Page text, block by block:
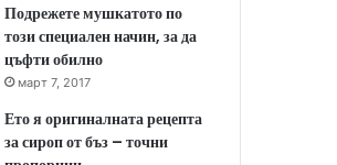
Подрежете мушкатото по
този специален начин, за да
цъфти обилно
март 7, 2017
Ето я оригиналната рецепта
за сироп от бъз – точни